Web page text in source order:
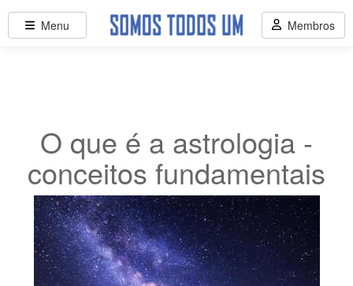
O que é a astrologia -
conceitos fundamentais
Menu Membros